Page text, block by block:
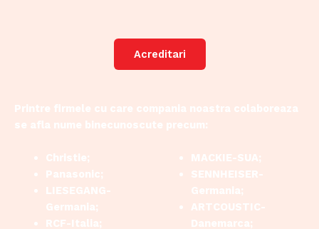
Acreditari
Printre firmele cu care compania noastra colaboreaza
se afla nume binecunoscute precum:
Christie;
Panasonic;
LIESEGANG-
Germania;
RCF-Italia;
MACKIE-SUA;
SENNHEISER-
Germania;
ARTCOUSTIC-
Danemarca;